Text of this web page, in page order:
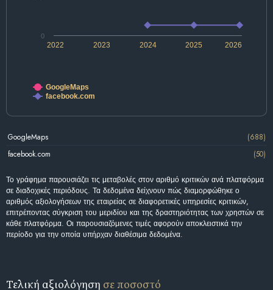
2022 2024 2026
2023 2025
0
GoogleMaps
facebook.com
GoogleMaps
(688)
facebook.com
(50)
Το γράφημα παρουσιάζει τις μεταβολές στον αριθμό κριτικών ανά πλατφόρμα
σε διαδοχικές περιόδους. Τα δεδομένα δείχνουν πώς διαμορφώθηκε ο
αριθμός αξιολογήσεων της εταιρείας σε διαφορετικές υπηρεσίες κριτικών,
επιτρέποντας σύγκριση του μεριδίου και της δραστηριότητας των χρηστών σε
κάθε πλατφόρμα. Οι παρουσιαζόμενες τιμές αφορούν αποκλειστικά την
περίοδο για την οποία υπήρχαν διαθέσιμα δεδομένα.
Τελική αξιολόγηση σε ποσοστό